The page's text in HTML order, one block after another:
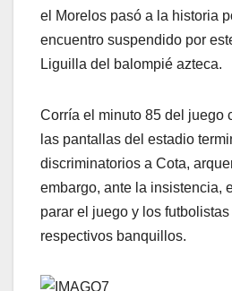
el Morelos pasó a la historia
encuentro suspendido por
Liguilla del balompié azteca.
Corría el minuto 85 del juego
las pantallas del estadio
discriminatorios a Cota,
embargo, ante la insistencia,
parar el juego y los
respectivos banquillos.